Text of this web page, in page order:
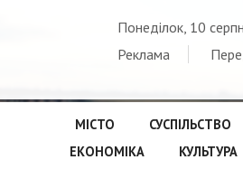
Понеділок, 10
Реклама
МІСТО СУСПІЛЬСТВО
ЕКОНОМІКА
КУЛЬТУРА